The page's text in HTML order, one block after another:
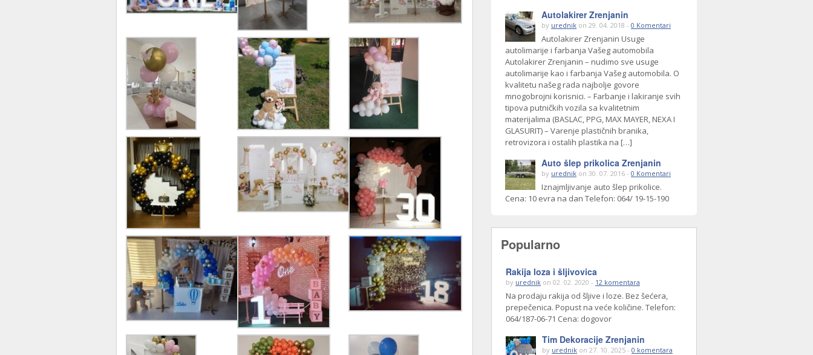
Autolakirer Zrenjanin
by urednik on 29. 04. 2018 - 0 Komentari
Autolakirer Zrenjanin Usuge
autolimarije i farbanja Vašeg automobila
Autolakirer Zrenjanin – nudimo sve usuge
autolimarije kao i farbanja Vašeg automobila. O
kvalitetu našeg rada najbolje govore
mnogobrojni korisnici. – Farbanje i lakiranje svih
tipova putničkih vozila sa kvalitetnim
materijalima (BASLAC, PPG, MAX MAYER, NEXA I
GLASURIT) – Varenje plastičnih branika,
retrovizora i ostalih plastika na […]
Auto šlep prikolica Zrenjanin
by urednik on 30. 07. 2016 - 0 Komentari
Iznajmljivanje auto šlep prikolice.
Cena: 10 evra na dan Telefon: 064/ 19-15-190
Popularno
Rakija loza i šljivovica
by urednik on 02. 02. 2020 - 12 komentara
Na prodaju rakija od šljive i loze. Bez šećera,
prepečenica. Popust na veće količine. Telefon:
064/187-06-71 Cena: dogovor
Tim Dekoracije Zrenjanin
by urednik on 27. 10. 2025 - 0 komentara